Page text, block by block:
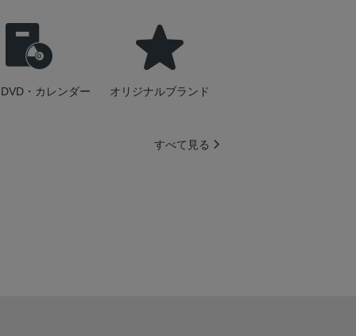
・カレンダー オリジナルブランド
すべて見る